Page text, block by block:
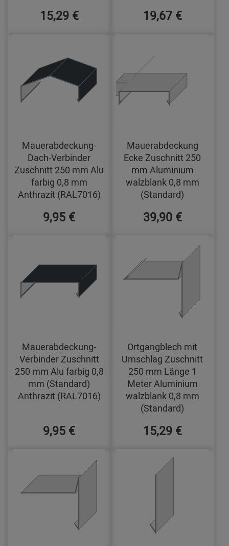
15,29 € 19,67 €
Mauerabdeckung-
Dach-Verbinder
Zuschnitt 250 mm Alu
farbig 0,8 mm
Anthrazit (RAL7016)
9,95 €
Mauerabdeckung
Ecke Zuschnitt 250
mm Aluminium
walzblank 0,8 mm
(Standard)
39,90 €
Mauerabdeckung-
Verbinder Zuschnitt
250 mm Alu farbig 0,8
mm (Standard)
Anthrazit (RAL7016)
9,95 €
Ortgangblech mit
Umschlag Zuschnitt
250 mm Länge 1
Meter Aluminium
walzblank 0,8 mm
(Standard)
15,29 €